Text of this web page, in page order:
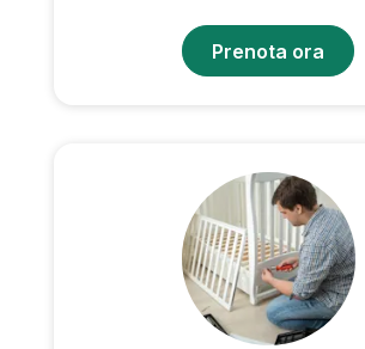
Prenota ora